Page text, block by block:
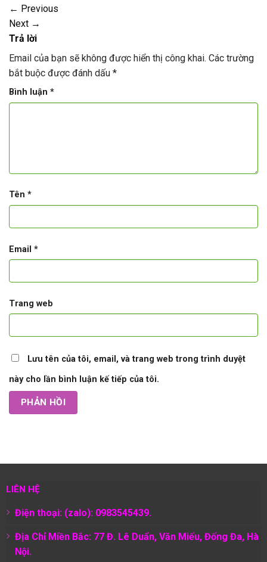
← Previous
Next →
Trả lời
Email của bạn sẽ không được hiển thị công khai. Các trường
bắt buộc được đánh dấu *
Bình luận *
Tên *
Email *
Trang web
Lưu tên của tôi, email, và trang web trong trình duyệt
này cho lần bình luận kế tiếp của tôi.
LIÊN HỆ
Điện thoại: (zalo): 0983545439.
Địa Chỉ Miền Bắc: 77 Đ. Lê Duẩn, Văn Miếu, Đống Đa, Hà
Nội.